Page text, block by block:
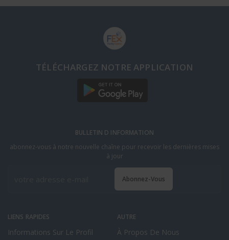
TÉLÉCHARGEZ NOTRE APPLICATION
LIENS RAPIDES
Informations Sur Le Profil
AUTRE
À Propos De Nous
BULLETIN D INFORMATION
abonnez-vous à notre nouvelle chaîne pour recevoir les dernières mises
à jour
Abonnez-Vous